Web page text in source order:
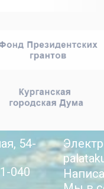
54-
040